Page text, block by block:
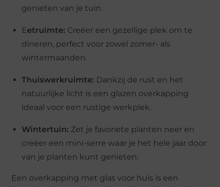
genieten van je tuin.
Eetruimte: Creëer een gezellige plek om te
dineren, perfect voor zowel zomer- als
wintermaanden.
Thuiswerkruimte: Dankzij de rust en het
natuurlijke licht is een glazen overkapping
ideaal voor een rustige werkplek.
Wintertuin: Zet je favoriete planten neer en
creëer een mini-serre waar je het hele jaar door
van je planten kunt genieten.
Een overkapping met glas voor huis is een